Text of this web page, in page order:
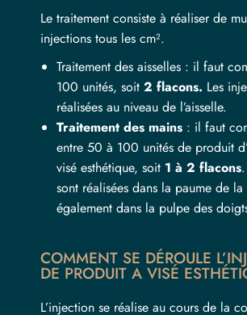
Le traitement consiste à réaliser de
injections tous les cm².
Traitement des aisselles : il faut
100 unités, soit 2 flacons. Les
réalisées au niveau de l’aisselle.
Traitement des mains : il faut
entre 50 à 100 unités de produit
visé esthétique, soit 1 à 2 flacons
sont réalisées dans la paume de
également dans la pulpe des
COMMENT SE DÉROULE
DE PRODUIT A VISÉ
L’injection se réalise au cours de la